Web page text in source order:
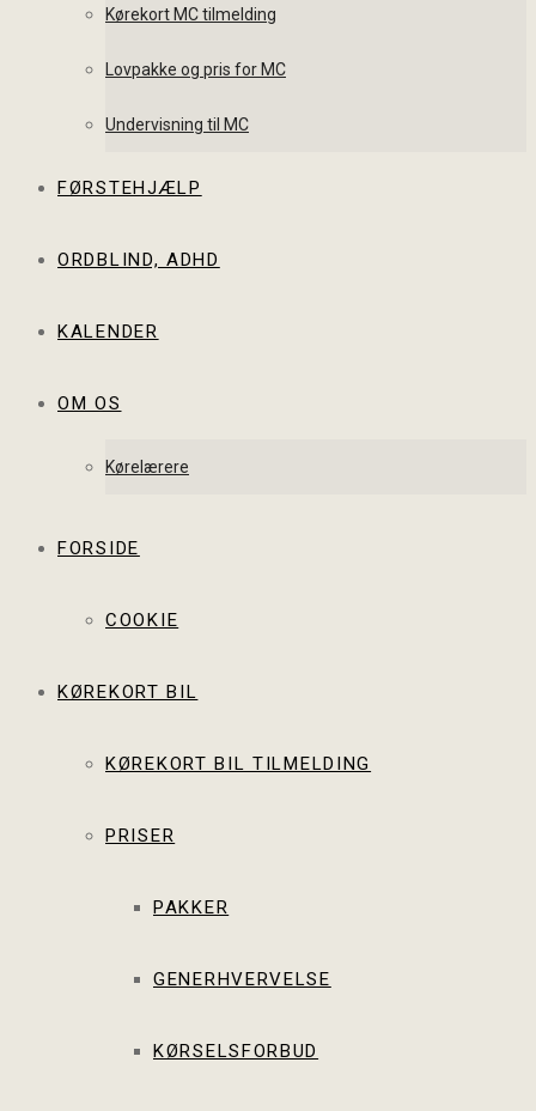
Kørekort MC tilmelding
Lovpakke og pris for MC
Undervisning til MC
FØRSTEHJÆLP
ORDBLIND, ADHD
KALENDER
OM OS
Kørelærere
FORSIDE
COOKIE
KØREKORT BIL
KØREKORT BIL TILMELDING
PRISER
PAKKER
GENERHVERVELSE
KØRSELSFORBUD